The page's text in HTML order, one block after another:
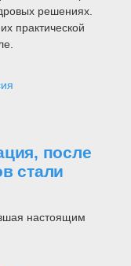
решениях.
практической
после
стали
настоящим